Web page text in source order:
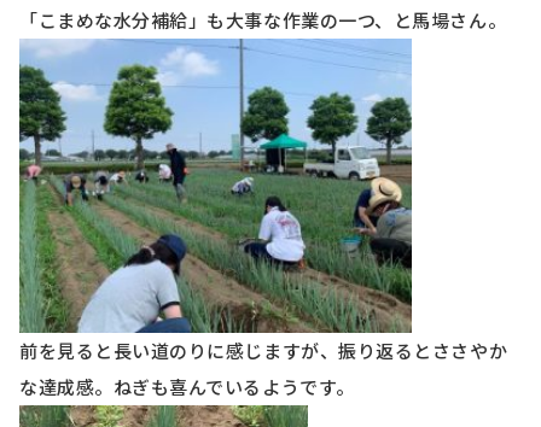
「こまめな水分補給」も大事な作業の一つ、と馬場さん。
前を見ると長い道のりに感じますが、振り返るとささやか
な達成感。ねぎも喜んでいるようです。